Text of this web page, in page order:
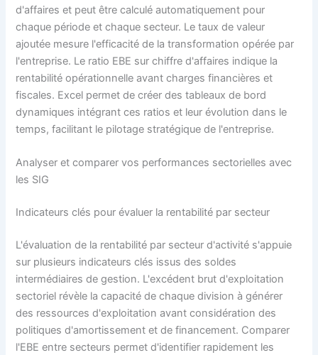
d'affaires et peut être calculé automatiquement pour
chaque période et chaque secteur. Le taux de valeur
ajoutée mesure l'efficacité de la transformation opérée par
l'entreprise. Le ratio EBE sur chiffre d'affaires indique la
rentabilité opérationnelle avant charges financières et
fiscales. Excel permet de créer des tableaux de bord
dynamiques intégrant ces ratios et leur évolution dans le
temps, facilitant le pilotage stratégique de l'entreprise.
Analyser et comparer vos performances sectorielles avec
les SIG
Indicateurs clés pour évaluer la rentabilité par secteur
L'évaluation de la rentabilité par secteur d'activité s'appuie
sur plusieurs indicateurs clés issus des soldes
intermédiaires de gestion. L'excédent brut d'exploitation
sectoriel révèle la capacité de chaque division à générer
des ressources d'exploitation avant considération des
politiques d'amortissement et de financement. Comparer
l'EBE entre secteurs permet d'identifier rapidement les